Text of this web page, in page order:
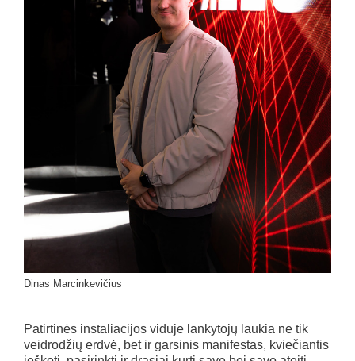
Dinas Marcinkevičius
Patirtinės instaliacijos viduje lankytojų laukia ne tik
veidrodžių erdvė, bet ir garsinis manifestas, kviečiantis